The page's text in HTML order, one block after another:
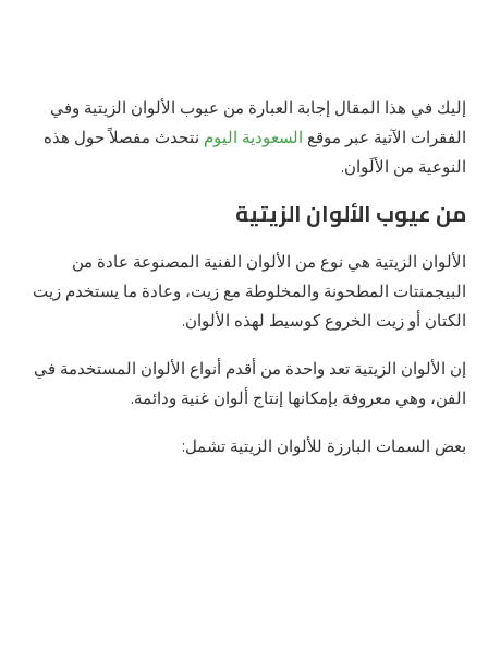
إليك في هذا المقال إجابة العبارة من عيوب الألوان الزيتية وفي
الفقرات الآتية عبر موقع السعودية اليوم نتحدث مفصلاً حول هذه
النوعية من الألَوان.
من عيوب الألوان الزيتية
الألوان الزيتية هي نوع من الألوان الفنية المصنوعة عادة من
البيجمنتات المطحونة والمخلوطة مع زيت، وعادة ما يستخدم زيت
الكتان أو زيت الخروع كوسيط لهذه الألوان.
إن الألوان الزيتية تعد واحدة من أقدم أنواع الألوان المستخدمة في
الفن، وهي معروفة بإمكانها إنتاج ألوان غنية ودائمة.
بعض السمات البارزة للألوان الزيتية تشمل: